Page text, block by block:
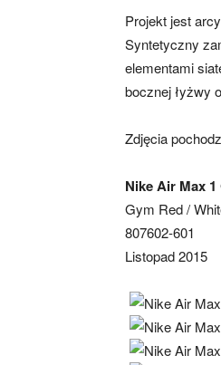
Projekt jest
Syntetyczny
elementami
bocznej łyżwy
Zdjęcia
Nike Air Max 1
Gym Red /
807602-601
Listopad 2015